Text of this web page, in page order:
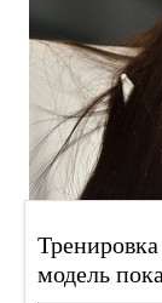
модель